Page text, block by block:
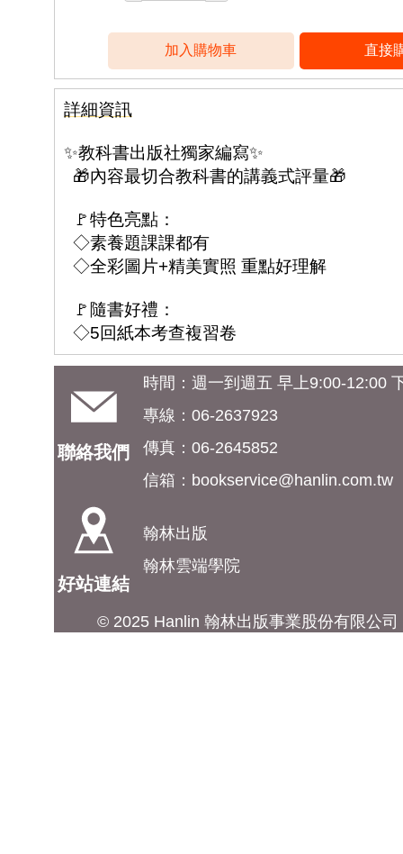
詳細資訊
✨教科書出版社獨家編寫✨
🎁內容最切合教科書的講義式評量🎁
🚩特色亮點：
◇素養題課課都有
◇全彩圖片+精美實照 重點好理解
🚩隨書好禮：
◇5回紙本考查複習卷
聯絡我們
時間：週一到週五 早上9:00-12:00
專線：06-2637923
傳真：06-2645852
信箱： bookservice@hanlin.com.tw
好站連結
翰林出版
翰林雲端學院
© 2025 Hanlin 翰林出版事業股份有限公司